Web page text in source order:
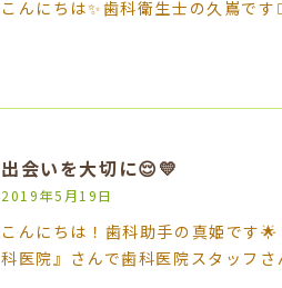
こんにちは✨歯科衛生士の久嶌です
出会いを大切に😌💛
2019年5月19日
こんにちは！歯科助手の真姫です
科医院』さんで歯科医院スタッフ